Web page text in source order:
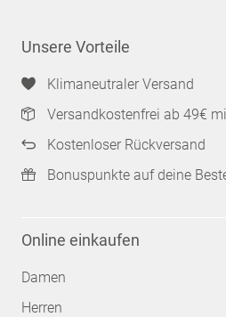
Unsere Vorteile
Klimaneutraler Versand
Versandkostenfrei ab 49€
Kostenloser Rückversand
Bonuspunkte auf deine
Online einkaufen
Damen
Herren